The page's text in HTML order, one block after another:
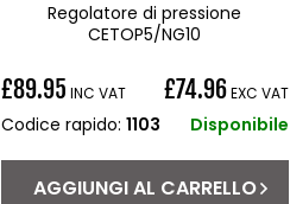
Regolatore di pressione
CETOP5/NG10
Prezzo
di
£89.95 INC VAT £74.96EXC VAT
Codice rapido:1103 Disponibile
AGGIUNGI AL CARRELLO